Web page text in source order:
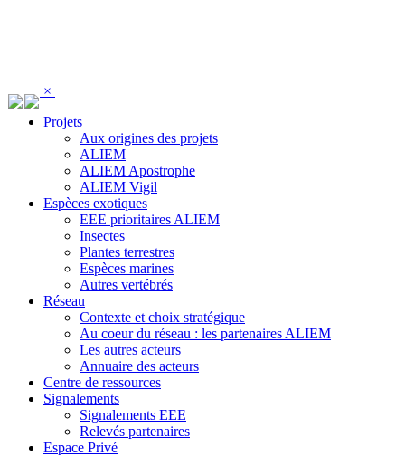
×
Projets
Aux origines des projets
ALIEM
ALIEM Apostrophe
ALIEM Vigil
Espèces exotiques
EEE prioritaires ALIEM
Insectes
Plantes terrestres
Espèces marines
Autres vertébrés
Réseau
Contexte et choix stratégique
Au coeur du réseau : les partenaires ALIEM
Les autres acteurs
Annuaire des acteurs
Centre de ressources
Signalements
Signalements EEE
Relevés partenaires
Espace Privé